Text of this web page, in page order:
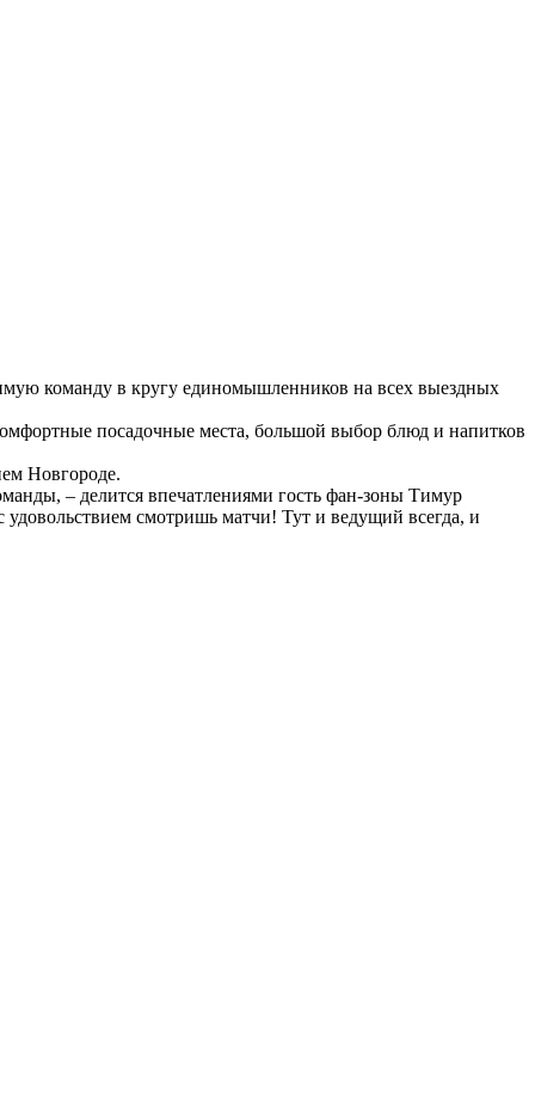
команду в кругу единомышленников на всех выездных
посадочные места, большой выбор блюд и напитков
Новгороде.
– делится впечатлениями гость фан-зоны Тимур
смотришь матчи! Тут и ведущий всегда, и